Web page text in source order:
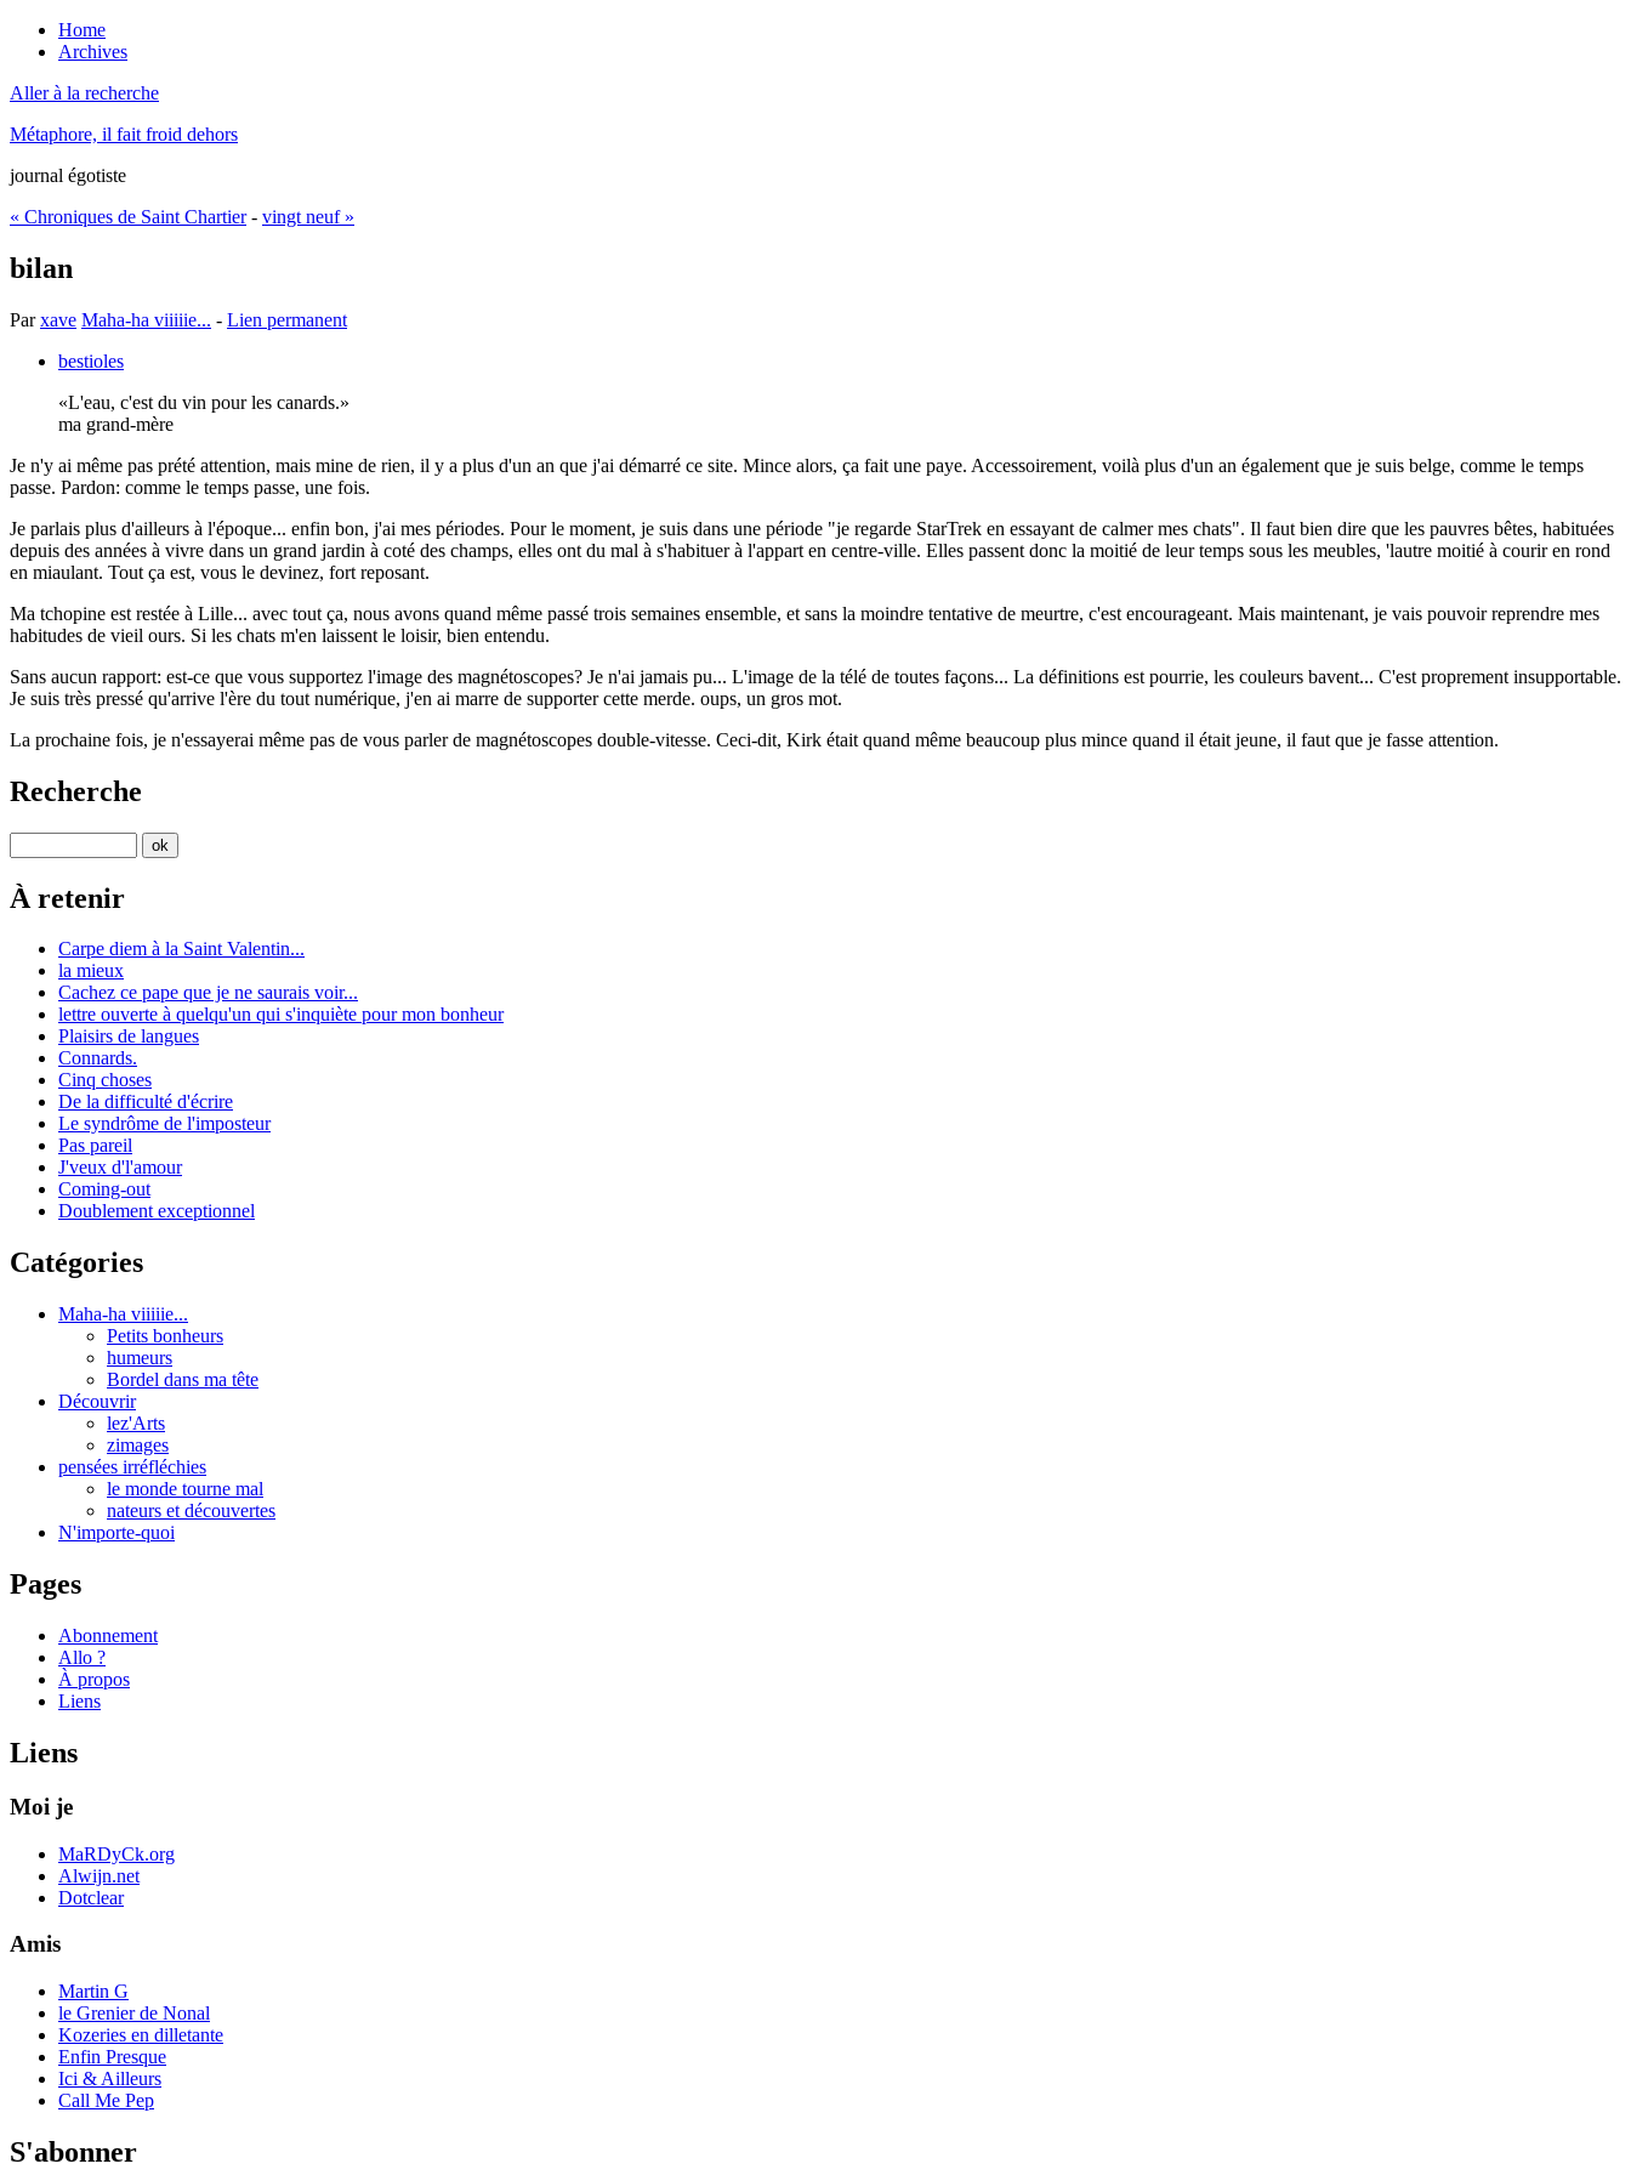
Home
Archives
Aller à la recherche
Métaphore, il fait froid dehors
journal égotiste
« Chroniques de Saint Chartier - vingt neuf »
bilan
Parxave Maha-ha viiiiie... - Lien permanent
bestioles
L'eau, c'est du vin pour les canards.
ma grand-mère
Je n'y ai même pas prété attention, mais mine de rien, il y a plus d'un an que j'ai démarré ce site. Mince alors, ça fait une paye. Accessoirement, voilà plus d'un an également que je suis belge, comme le temps
passe. Pardon: comme le temps passe, une fois.
Je parlais plus d'ailleurs à l'époque... enfin bon, j'ai mes périodes. Pour le moment, je suis dans une période "je regarde StarTrek en essayant de calmer mes chats". Il faut bien dire que les pauvres bêtes, habituées
depuis des années à vivre dans un grand jardin à coté des champs, elles ont du mal à s'habituer à l'appart en centre-ville. Elles passent donc la moitié de leur temps sous les meubles, 'lautre moitié à courir en rond
en miaulant. Tout ça est, vous le devinez, fort reposant.
Ma tchopine est restée à Lille... avec tout ça, nous avons quand même passé trois semaines ensemble, et sans la moindre tentative de meurtre, c'est encourageant. Mais maintenant, je vais pouvoir reprendre mes
habitudes de vieil ours. Si les chats m'en laissent le loisir, bien entendu.
Sans aucun rapport: est-ce que vous supportez l'image des magnétoscopes? Je n'ai jamais pu... L'image de la télé de toutes façons... La définitions est pourrie, les couleurs bavent... C'est proprement insupportable.
Je suis très pressé qu'arrive l'ère du tout numérique, j'en ai marre de supporter cette merde. oups, un gros mot.
La prochaine fois, je n'essayerai même pas de vous parler de magnétoscopes double-vitesse. Ceci-dit, Kirk était quand même beaucoup plus mince quand il était jeune, il faut que je fasse attention.
Recherche
À retenir
Carpe diem à la Saint Valentin...
la mieux
Cachez ce pape que je ne saurais voir...
lettre ouverte à quelqu'un qui s'inquiète pour mon bonheur
Plaisirs de langues
Connards.
Cinq choses
De la difficulté d'écrire
Le syndrôme de l'imposteur
Pas pareil
J'veux d'l'amour
Coming-out
Doublement exceptionnel
Catégories
Maha-ha viiiiie...
Petits bonheurs
humeurs
Bordel dans ma tête
Découvrir
lez'Arts
zimages
pensées irréfléchies
le monde tourne mal
nateurs et découvertes
N'importe-quoi
Pages
Abonnement
Allo ?
À propos
Liens
Liens
Moi je
MaRDyCk.org
Alwijn.net
Dotclear
Amis
Martin G
le Grenier de Nonal
Kozeries en dilletante
Enfin Presque
Ici & Ailleurs
Call Me Pep
S'abonner